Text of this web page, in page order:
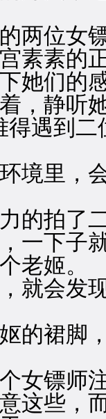
位女镖
素的正
她们的
静听她
得遇到
里，
拍了
下子
姬。
会发现
裙脚，
镖师
些，而